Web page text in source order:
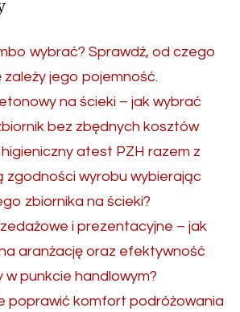
wybrać? Sprawdź, od czego
jego pojemność.
na ścieki – jak wybrać
bez zbędnych kosztów
atest PZH razem z
zgodności wyrobu wybierając
zbiornika na ścieki?
i prezentacyjne – jak
aranżację oraz efektywność
w punkcie handlowym?
poprawić komfort podróżowania